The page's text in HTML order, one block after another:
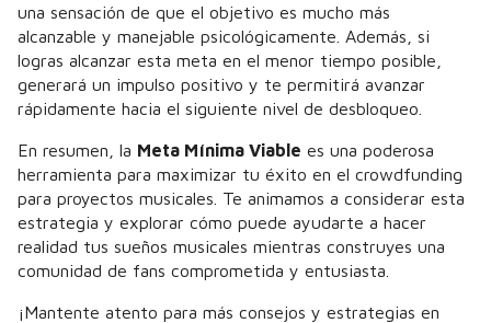
una sensación de que el objetivo es mucho más
alcanzable y manejable psicológicamente. Además, si
logras alcanzar esta meta en el menor tiempo posible,
generará un impulso positivo y te permitirá avanzar
rápidamente hacia el siguiente nivel de desbloqueo.
En resumen, la Meta Mínima Viable es una poderosa
herramienta para maximizar tu éxito en el crowdfunding
para proyectos musicales. Te animamos a considerar esta
estrategia y explorar cómo puede ayudarte a hacer
realidad tus sueños musicales mientras construyes una
comunidad de fans comprometida y entusiasta.
¡Mantente atento para más consejos y estrategias en